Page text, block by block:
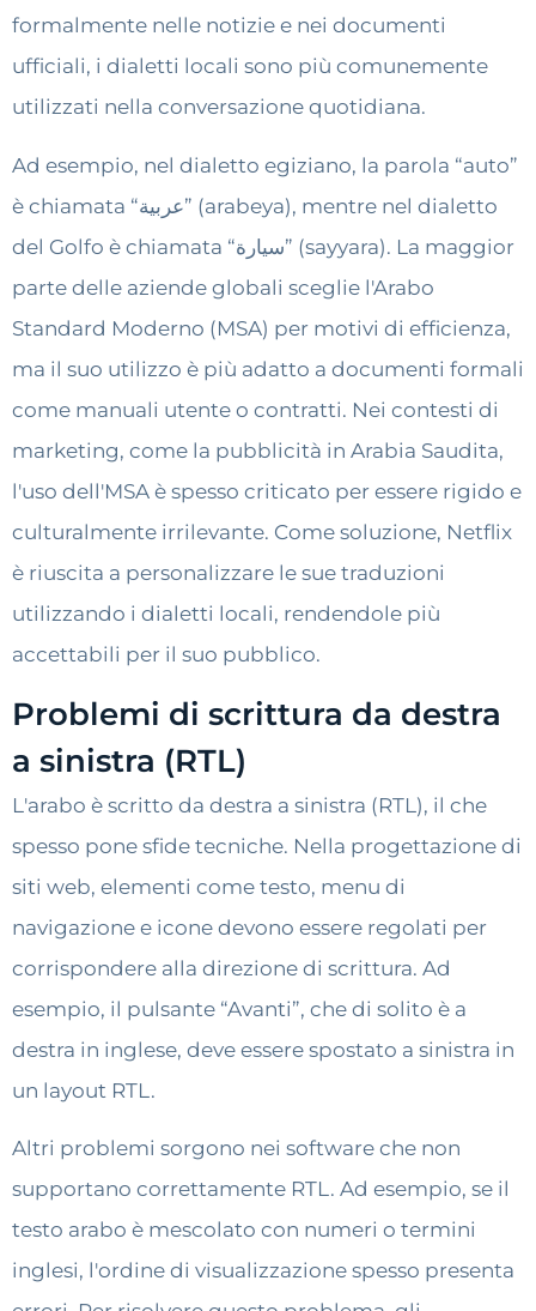
formalmente nelle notizie e nei documenti
ufficiali, i dialetti locali sono più comunemente
utilizzati nella conversazione quotidiana.
Ad esempio, nel dialetto egiziano, la parola “auto”
è chiamata “عربية” (arabeya), mentre nel dialetto
del Golfo è chiamata “سيارة” (sayyara). La maggior
parte delle aziende globali sceglie l'Arabo
Standard Moderno (MSA) per motivi di efficienza,
ma il suo utilizzo è più adatto a documenti formali
come manuali utente o contratti. Nei contesti di
marketing, come la pubblicità in Arabia Saudita,
l'uso dell'MSA è spesso criticato per essere rigido e
culturalmente irrilevante. Come soluzione, Netflix
è riuscita a personalizzare le sue traduzioni
utilizzando i dialetti locali, rendendole più
accettabili per il suo pubblico.
Problemi di scrittura da destra
a sinistra (RTL)
L'arabo è scritto da destra a sinistra (RTL), il che
spesso pone sfide tecniche. Nella progettazione di
siti web, elementi come testo, menu di
navigazione e icone devono essere regolati per
corrispondere alla direzione di scrittura. Ad
esempio, il pulsante “Avanti”, che di solito è a
destra in inglese, deve essere spostato a sinistra in
un layout RTL.
Altri problemi sorgono nei software che non
supportano correttamente RTL. Ad esempio, se il
testo arabo è mescolato con numeri o termini
inglesi, l'ordine di visualizzazione spesso presenta